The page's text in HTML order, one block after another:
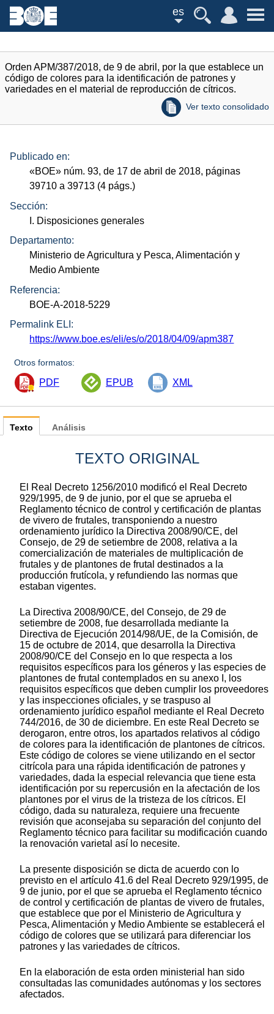
es
Orden APM/387/2018, de 9 de abril, por la que establece un
código de colores para la identificación de patrones y
variedades en el material de reproducción de cítricos.
Ver texto consolidado
Publicado en:
«BOE» núm. 93, de 17 de abril de 2018, páginas
39710 a 39713 (4 págs.)
Sección:
I. Disposiciones generales
Departamento:
Ministerio de Agricultura y Pesca, Alimentación y
Medio Ambiente
Referencia:
BOE-A-2018-5229
Permalink ELI:
https://www.boe.es/eli/es/o/2018/04/09/apm387
Otros formatos:
PDF EPUB XML
Texto
TEXTO ORIGINAL
El Real Decreto 1256/2010 modificó el Real Decreto
929/1995, de 9 de junio, por el que se aprueba el
Reglamento técnico de control y certificación de plantas
de vivero de frutales, transponiendo a nuestro
ordenamiento jurídico la Directiva 2008/90/CE, del
Consejo, de 29 de setiembre de 2008, relativa a la
comercialización de materiales de multiplicación de
frutales y de plantones de frutal destinados a la
producción frutícola, y refundiendo las normas que
estaban vigentes.
La Directiva 2008/90/CE, del Consejo, de 29 de
setiembre de 2008, fue desarrollada mediante la
Directiva de Ejecución 2014/98/UE, de la Comisión, de
15 de octubre de 2014, que desarrolla la Directiva
2008/90/CE del Consejo en lo que respecta a los
requisitos específicos para los géneros y las especies de
plantones de frutal contemplados en su anexo I, los
requisitos específicos que deben cumplir los proveedores
y las inspecciones oficiales, y se traspuso al
ordenamiento jurídico español mediante el Real Decreto
744/2016, de 30 de diciembre. En este Real Decreto se
derogaron, entre otros, los apartados relativos al código
de colores para la identificación de plantones de cítricos.
Este código de colores se viene utilizando en el sector
citrícola para una rápida identificación de patrones y
variedades, dada la especial relevancia que tiene esta
identificación por su repercusión en la afectación de los
plantones por el virus de la tristeza de los cítricos. El
código, dada su naturaleza, requiere una frecuente
revisión que aconsejaba su separación del conjunto del
Reglamento técnico para facilitar su modificación cuando
la renovación varietal así lo necesite.
La presente disposición se dicta de acuerdo con lo
previsto en el artículo 41.6 del Real Decreto 929/1995, de
9 de junio, por el que se aprueba el Reglamento técnico
de control y certificación de plantas de vivero de frutales,
que establece que por el Ministerio de Agricultura y
Pesca, Alimentación y Medio Ambiente se establecerá el
código de colores que se utilizará para diferenciar los
patrones y las variedades de cítricos.
En la elaboración de esta orden ministerial han sido
consultadas las comunidades autónomas y los sectores
afectados.
Análisis